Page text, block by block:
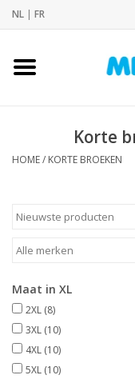
NL | FR
Home
Onze Winkel
Contact
BLOGS
Merken
Korte
HOME/ KORTE BROEKEN
Maat in XL
2XL (8)
3XL (10)
4XL (10)
5XL (10)